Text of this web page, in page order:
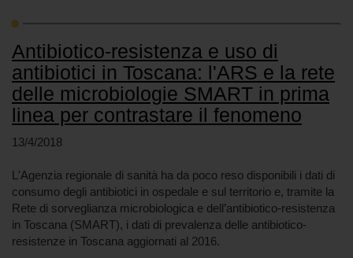
Antibiotico-resistenza e uso di
antibiotici in Toscana: l'ARS e la rete
delle microbiologie SMART in prima
linea per contrastare il fenomeno
13/4/2018
L'Agenzia regionale di sanità ha da poco reso disponibili i dati di
consumo degli antibiotici in ospedale e sul territorio e, tramite la
Rete di sorveglianza microbiologica e dell’antibiotico-resistenza
in Toscana (SMART), i dati di prevalenza delle antibiotico-
resistenze in Toscana aggiornati al 2016.